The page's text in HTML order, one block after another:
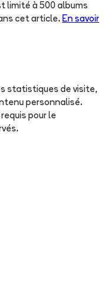
limité à 500 albums
cet article. En savoir
statistiques de visite,
personnalisé.
pour le